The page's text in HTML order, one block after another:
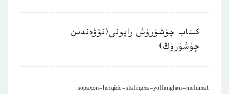
كىتاب چۈشۈرۈش رايونى(تۆۋەندىن
چۈشۈرۈڭ)
sopaxon-heqqide-stalingha-yollanghan-melumat